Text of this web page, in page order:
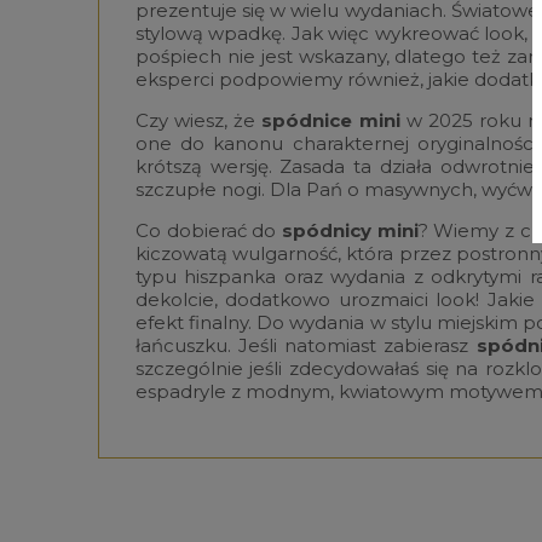
prezentuje się w wielu wydaniach.
stylową wpadkę. Jak więc wykreować look,
pośpiech nie jest wskazany, dlatego też
eksperci podpowiemy również, jakie
Czy wiesz, że spódnice miniw 2025 roku
one do kanonu charakternej oryginalności.
krótszą wersję. Zasada ta działa
szczupłe nogi. Dla Pań o masywnych,
Co dobierać do spódnicy mini? Wiemy z
kiczowatą wulgarność, która przez
typu hiszpanka oraz wydania z odkrytymi
dekolcie, dodatkowo urozmaici look!
efekt finalny. Do wydania w stylu miejskim
łańcuszku. Jeśli natomiast zabierasz
szczególnie jeśli zdecydowałaś się na
espadryle z modnym, kwiatowym